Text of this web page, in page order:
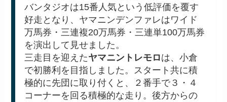
バンタジオは15番人気という低評価を覆す
好走となり、ヤマニンデンファレはワイド
万馬券・三連複20万馬券・三連単100万馬券
を演出して見せました。
三走目を迎えたヤマニントレモロは、小倉
で初勝利を目指しました。スタート共に積
極的に先団に取り付くと、２番手で３・４
コーナーを回る積極的な走り。後方からの